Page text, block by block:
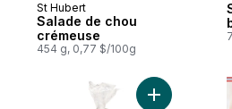
Préparé au Québec
St Hubert
Salade de chou
crémeuse
454 g, 0,77 $/100g
Ajouter